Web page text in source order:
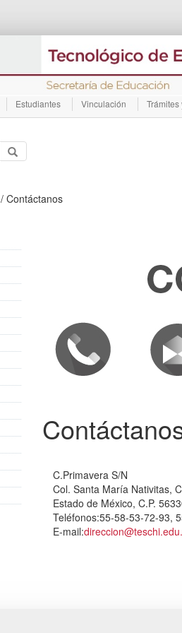
Estudiantes Vinculación
/ Contáctanos
C.Primavera S/N
Col. Santa María Nativitas,
Estado de México, C.P.
Teléfonos:55-58-53-72-93,
E-mail: